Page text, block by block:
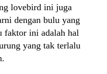
lovebird ini juga
dengan bulu yang
faktor ini adalah hal
yang tak terlalu